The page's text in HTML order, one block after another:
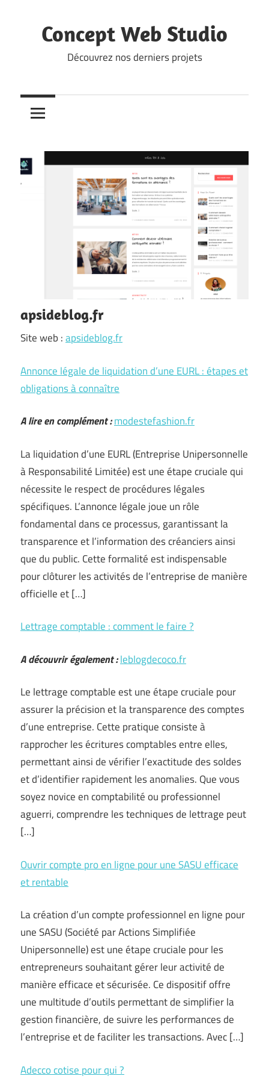
contentConcept Web Studio
Découvrez nos derniers projets
apsideblog.fr
Site web :apsideblog.fr
Annonce légale de liquidation d’une EURL : étapes et
obligations à connaître
A lire en complément :modestefashion.fr
La liquidation d’une EURL (Entreprise Unipersonnelle
à Responsabilité Limitée) est une étape cruciale qui
nécessite le respect de procédures légales
spécifiques. L’annonce légale joue un rôle
fondamental dans ce processus, garantissant la
transparence et l’information des créanciers ainsi
que du public. Cette formalité est indispensable
pour clôturer les activités de l’entreprise de manière
officielle et […]
Lettrage comptable : comment le faire ?
A découvrir également :leblogdecoco.fr
Le lettrage comptable est une étape cruciale pour
assurer la précision et la transparence des comptes
d’une entreprise. Cette pratique consiste à
rapprocher les écritures comptables entre elles,
permettant ainsi de vérifier l’exactitude des soldes
et d’identifier rapidement les anomalies. Que vous
soyez novice en comptabilité ou professionnel
aguerri, comprendre les techniques de lettrage peut
[…]
Ouvrir compte pro en ligne pour une SASU efficace
et rentable
La création d’un compte professionnel en ligne pour
une SASU (Société par Actions Simplifiée
Unipersonnelle) est une étape cruciale pour les
entrepreneurs souhaitant gérer leur activité de
manière efficace et sécurisée. Ce dispositif offre
une multitude d’outils permettant de simplifier la
gestion financière, de suivre les performances de
l’entreprise et de faciliter les transactions. Avec […]
Adecco cotise pour qui ?